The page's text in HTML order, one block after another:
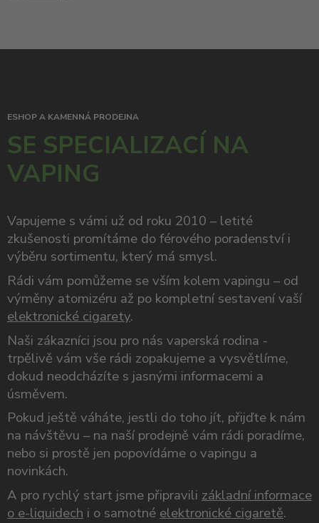
ESHOP A KAMENNÁ PRODEJNA
SE SPECIALIZACÍ NA
VAPING
Vapujeme s vámi už od roku 2010 – letité
zkušenosti promítáme do férového poradenství i
výběru sortimentu, který má smysl.
Rádi vám pomůžeme se vším kolem vapingu – od
výměny atomizéru až po kompletní sestavení vaší
elektronické cigarety.
Naši zákazníci jsou pro nás vaperská rodina -
trpělivě vám vše rádi zopakujeme a vysvětlíme,
dokud neodcházíte s jasnými informacemi a
úsměvem.
Pokud ještě váháte, jestli do toho jít, přijďte k nám
na návštěvu – na naší prodejně vám rádi poradíme,
nebo si prostě jen popovídáme o vapingu a
novinkách.
A pro rychlý start jsme připravili základní informace
o e-liquidech i o samotné elektronické cigaretě.